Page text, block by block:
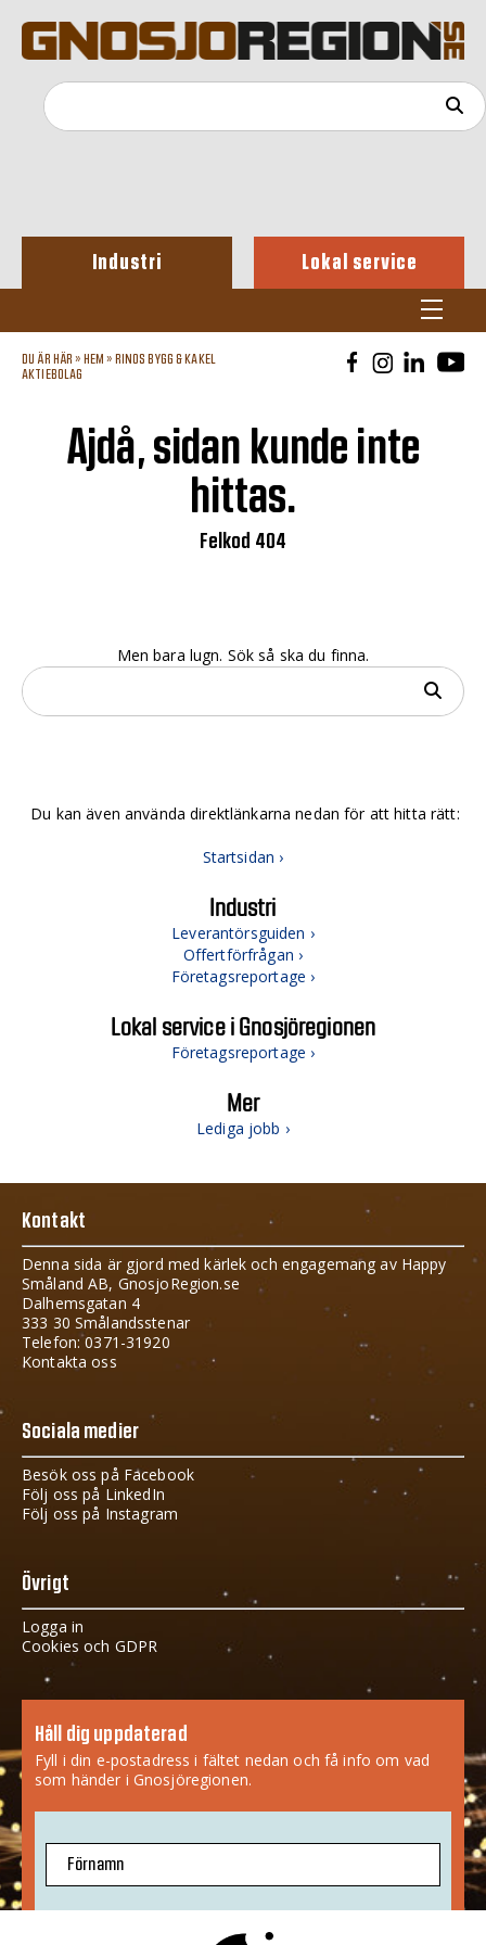
Industri Lokal service
DU ÄR HÄR » HEM » RINOS BYGG & KAKEL
AKTIEBOLAG
Ajdå, sidan kunde inte
hittas.
Felkod 404
Men bara lugn. Sök så ska du finna.
Du kan även använda direktlänkarna nedan för att hitta rätt:
Startsidan ›
Industri
Leverantörsguiden ›
Offertförfrågan ›
Företagsreportage ›
Lokal service i Gnosjöregionen
Företagsreportage ›
Mer
Lediga jobb ›
Kontakt
Denna sida är gjord med kärlek och engagemang av Happy
Småland AB, GnosjoRegion.se
Dalhemsgatan 4
333 30 Smålandsstenar
Telefon: 0371-31920
Kontakta oss
Sociala medier
Besök oss på Facebook
Följ oss på LinkedIn
Följ oss på Instagram
Övrigt
Logga in
Cookies och GDPR
Håll dig uppdaterad
Fyll i din e-postadress i fältet nedan och få info om vad
som händer i Gnosjöregionen.
Förnamn